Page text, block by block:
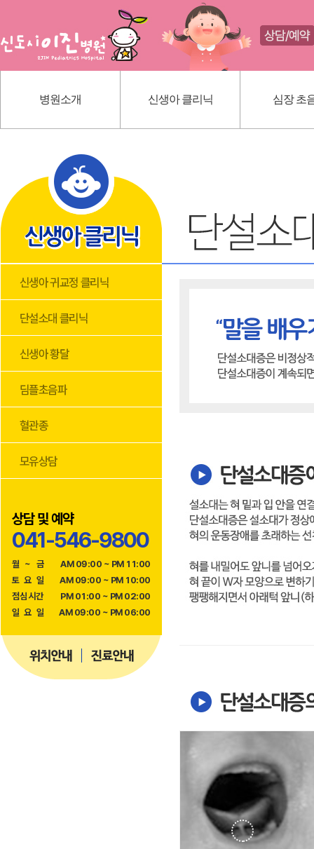
병원소개 신생아 클리닉 심장 초
인사말
의료진 소개
진료 안내
내부 시설
신생아 황달
딤플초음파
상담 및 예약
041-546-9800
월 ~ 금
AM 09:00 ~ PM 11:00
토 요 일
AM 09:00 ~ PM 10:00
점심시간
PM 01:00 ~ PM 02:00
일 요 일 AM 09:00 ~ PM 06:00